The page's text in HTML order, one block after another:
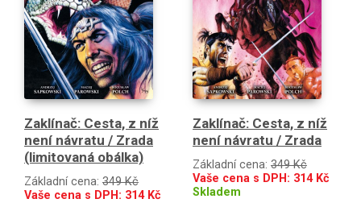
Zaklínač: Cesta, z níž
není návratu / Zrada
(limitovaná obálka)
Základní cena: 349 Kč
Vaše cena s DPH: 314Kč
Zaklínač: Cesta, z níž
není návratu / Zrada
Základní cena: 349 Kč
Vaše cena s DPH: 314Kč
Skladem